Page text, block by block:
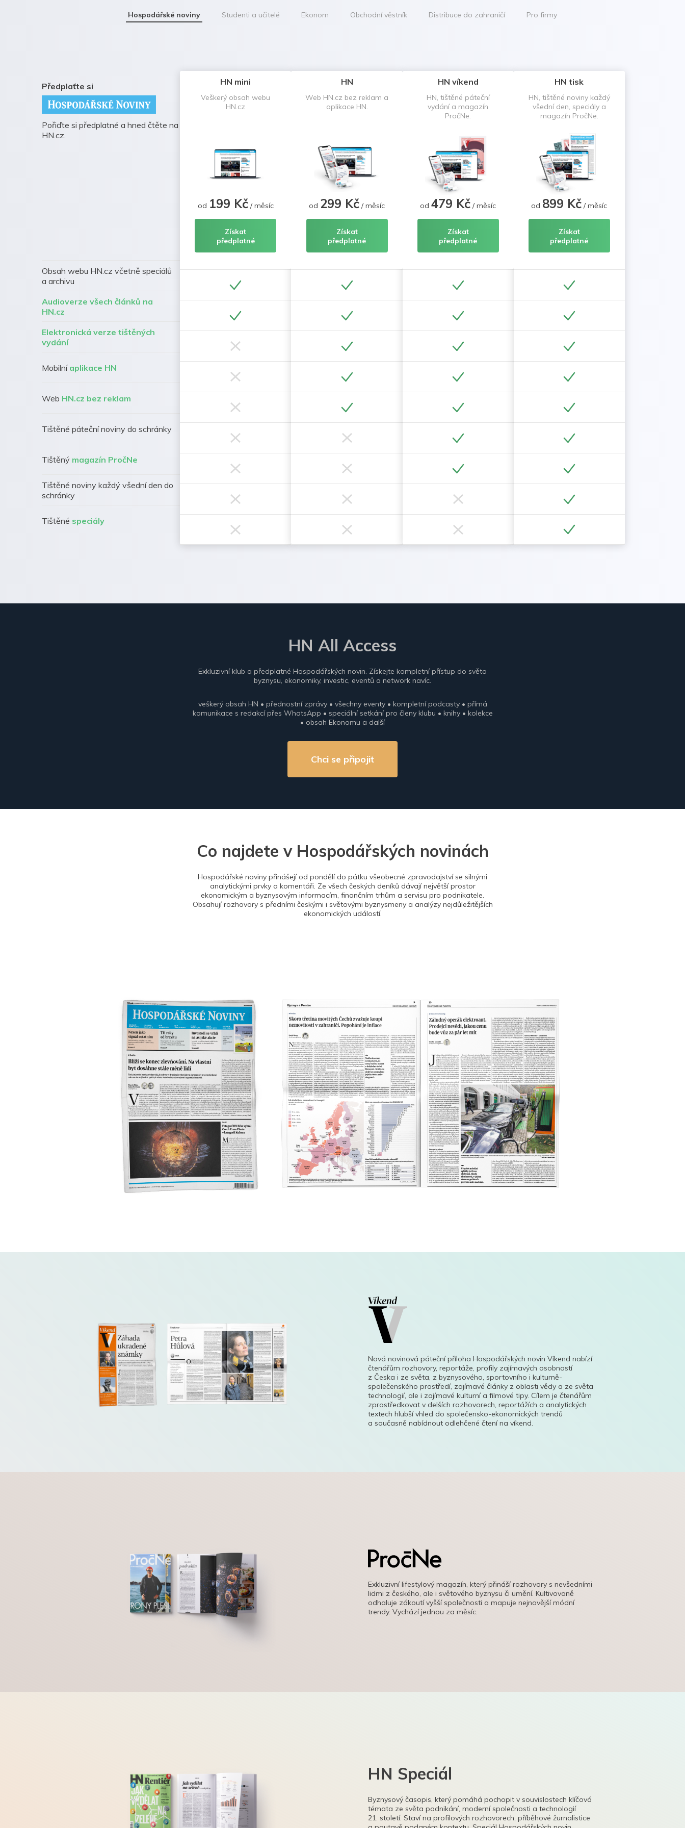
Hospodářské noviny Studenti a učitelé Ekonom Obchodní věstník Distribuce do zahraničí Pro firmy
Předplaťte si
Pořiďte si předplatné a hned čtěte na
HN.cz.
Obsah webu HN.cz včetně speciálů
a archivu
Audioverze všech článků na
HN.cz
Elektronická verze tištěných
vydání
Mobilní aplikace HN
Web HN.cz bez reklam
Tištěné páteční noviny do schránky
Tištěný magazín PročNe
Tištěné noviny každý všední den do
schránky
Tištěné speciály
HN mini
Veškerý obsah webu
HN.cz
od 199 Kč/ měsíc
Získat
předplatné
HN
Web HN.cz bez reklam a
aplikace HN.
od 299 Kč / měsíc
Získat
předplatné
HN víkend
HN, tištěné páteční
vydání a magazín
PročNe.
od479 Kč / měsíc
Získat
předplatné
HN tisk
HN, tištěné noviny každý
všední den, speciály a
magazín PročNe.
od 899 Kč / měsíc
Získat
předplatné
HN All Access
Exkluzivní klub a předplatné Hospodářských novin. Získejte kompletní přístup do světa
byznysu, ekonomiky, investic, eventů a network navíc.
veškerý obsah HN • přednostní zprávy • všechny eventy • kompletní podcasty • přímá
komunikace s redakcí přes WhatsApp • speciální setkání pro členy klubu • knihy • kolekce
• obsah Ekonomu a další
Chci se připojit
Co najdete v Hospodářských novinách
Hospodářské noviny přinášejí od pondělí do pátku všeobecné zpravodajství se silnými
analytickými prvky a komentáři. Ze všech českých deníků dávají největší prostor
ekonomickým a byznysovým informacím, finančním trhům a servisu pro podnikatele.
Obsahují rozhovory s předními českými i světovými byznysmeny a analýzy nejdůležitějších
ekonomických událostí.
Nová novinová páteční příloha Hospodářských novin Víkend nabízí
čtenářům rozhovory, reportáže, profily zajímavých osobností
z Česka i ze světa, z byznysového, sportovního i kulturně-
společenského prostředí, zajímavé články z oblasti vědy a ze světa
technologií, ale i zajímavé kulturní a filmové tipy. Cílem je čtenářům
zprostředkovat v delších rozhovorech, reportážích a analytických
textech hlubší vhled do společensko-ekonomických trendů
a současně nabídnout odlehčené čtení na víkend.
Exkluzivní lifestylový magazín, který přináší rozhovory s nevšedními
lidmi z českého, ale i světového byznysu či umění. Kultivovaně
odhaluje zákoutí vyšší společnosti a mapuje nejnovější módní
trendy. Vychází jednou za měsíc.
HN Speciál
Byznysový časopis, který pomáhá pochopit v souvislostech klíčová
témata ze světa podnikání, moderní společnosti a technologií
21. století. Staví na profilových rozhovorech, příběhové žurnalistice